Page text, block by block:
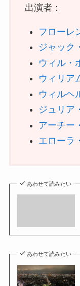
出演者：
フローレ
ジャック
ウィル・
ウィリア
ウィルヘ
ジュリア
アーチー
エローラ
あわせて読みたい
あわせて読みたい